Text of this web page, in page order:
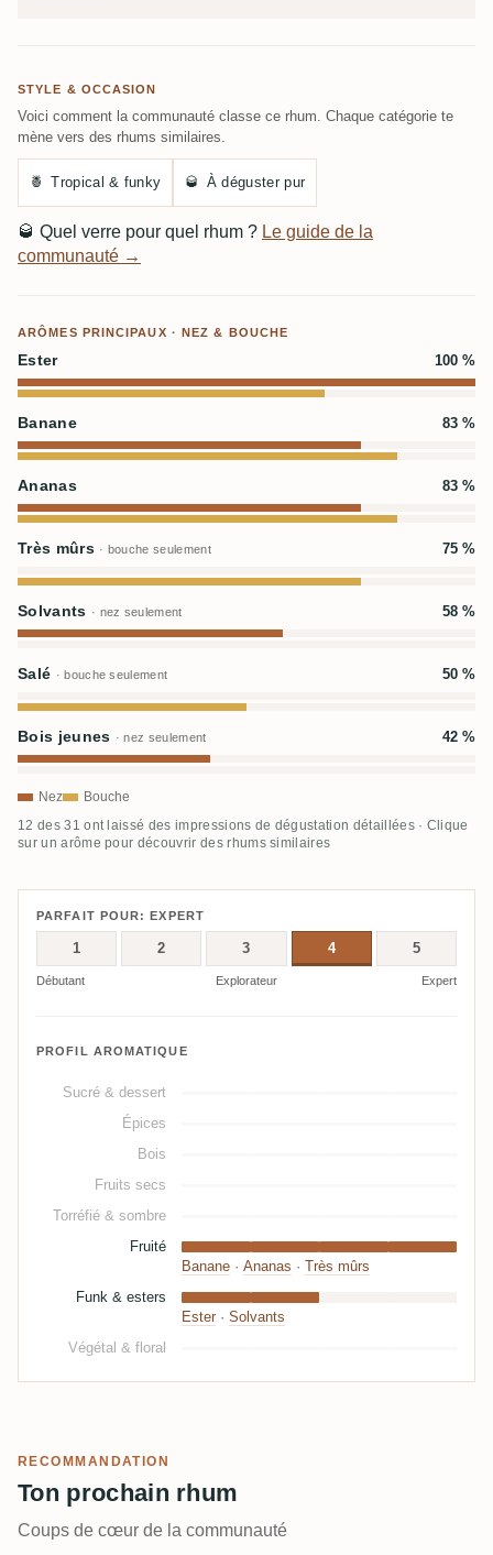
STYLE & OCCASION
Voici comment la communauté classe ce rhum. Chaque catégorie te
mène vers des rhums similaires.
🍍 Tropical & funky 🥃 À déguster pur
🥃 Quel verre pour quel rhum ? Le guide de la
communauté →
ARÔMES PRINCIPAUX · NEZ & BOUCHE
Ester 100 %
Banane 83 %
Ananas 83 %
Très mûrs · bouche seulement 75 %
Solvants · nez seulement 58 %
Salé · bouche seulement 50 %
Bois jeunes · nez seulement 42 %
Nez Bouche
12 des 31 ont laissé des impressions de dégustation détaillées · Clique
sur un arôme pour découvrir des rhums similaires
PARFAIT POUR: EXPERT
1 2 3 4 5
Débutant Explorateur Expert
PROFIL AROMATIQUE
Sucré & dessert
Épices
Bois
Fruits secs
Torréfié & sombre
Fruité
Banane · Ananas · Très mûrs
Funk & esters
Ester · Solvants
Végétal & floral
RECOMMANDATION
Ton prochain rhum
Coups de cœur de la communauté